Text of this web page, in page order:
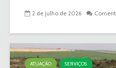
2 de julho de 2026
ATUAÇÃO SERVIÇOS